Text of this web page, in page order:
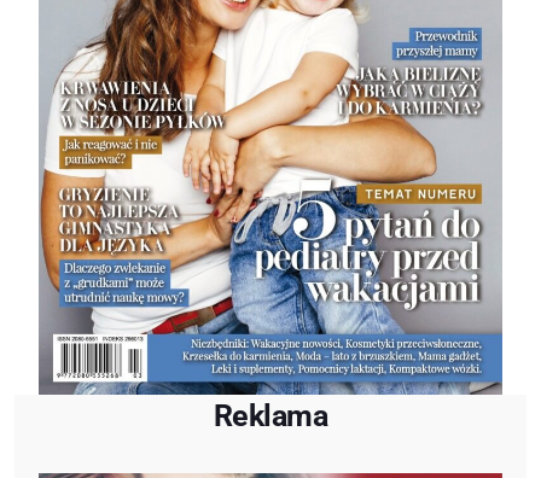
Reklama